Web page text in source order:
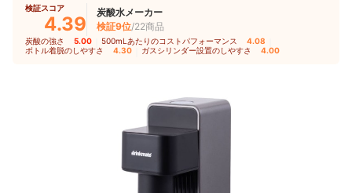
検証スコア
4.39
炭酸水メーカー
検証9位/22商品
炭酸の強さ 5.00 500mLあたりのコストパフォーマンス 4.08
ボトル着脱のしやすさ 4.30 ガスシリンダー設置のしやすさ 4.00